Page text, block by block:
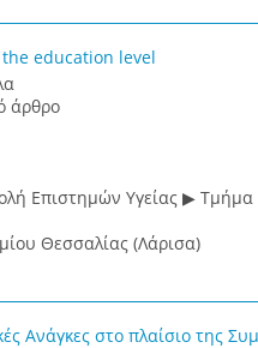
education level
άρθρο
Επιστημών Υγείας ▶ Τμήμα
Θεσσαλίας (Λάρισα)
Ανάγκες στο πλαίσιο της